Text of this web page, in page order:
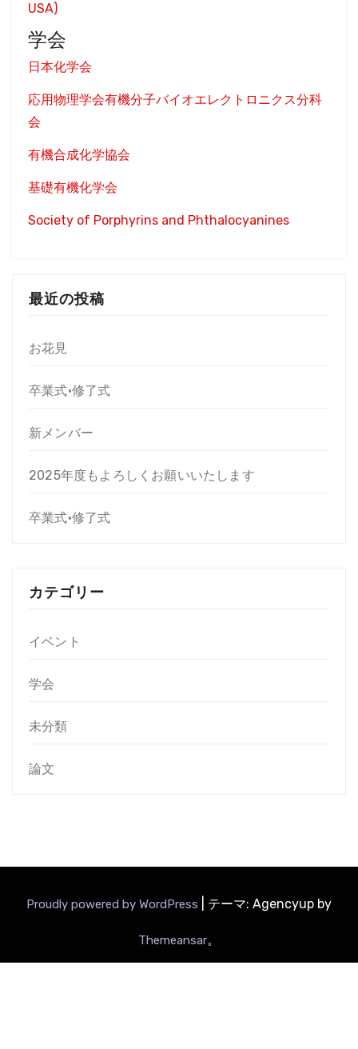
USA)
学会
日本化学会
応用物理学会有機分子バイオエレクトロニクス分科
会
有機合成化学協会
基礎有機化学会
Society of Porphyrins and Phthalocyanines
最近の投稿
お花見
卒業式•修了式
新メンバー
2025年度もよろしくお願いいたします
卒業式•修了式
カテゴリー
イベント
学会
未分類
論文
Proudly powered by WordPress テーマ: Agencyup by
Themeansar。